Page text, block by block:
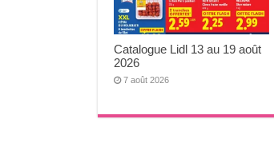
Catalogue Lidl 13 au 19 août
2026
7 août 2026